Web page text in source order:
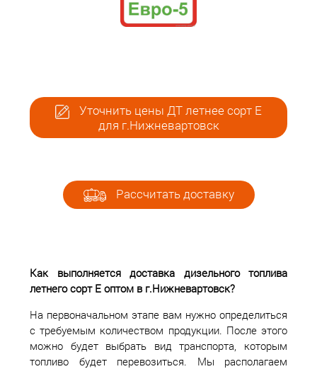
Уточнить цены ДТ летнее сорт Е
для г.Нижневартовск
Рассчитать доставку
Как выполняется доставка дизельного топлива
летнего сорт Е оптом в г.Нижневартовск?
На первоначальном этапе вам нужно определиться
с требуемым количеством продукции. После этого
можно будет выбрать вид транспорта, которым
топливо будет перевозиться. Мы располагаем